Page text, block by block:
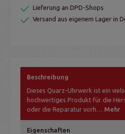
Lieferung an DPD-Shops
Versand aus eigenem Lager in
Beschreibung
Dieses Quarz-Uhrwerk ist ein
hochwertiges Produkt für die
oder die Reparatur vorh… Mehr
Eigenschaften